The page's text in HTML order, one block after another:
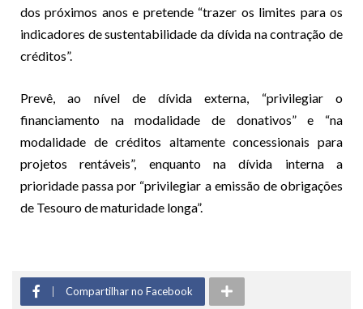
dos próximos anos e pretende “trazer os limites para os
indicadores de sustentabilidade da dívida na contração de
créditos”.
Prevê, ao nível de dívida externa, “privilegiar o
financiamento na modalidade de donativos” e “na
modalidade de créditos altamente concessionais para
projetos rentáveis”, enquanto na dívida interna a
prioridade passa por “privilegiar a emissão de obrigações
de Tesouro de maturidade longa”.
Compartilhar no Facebook